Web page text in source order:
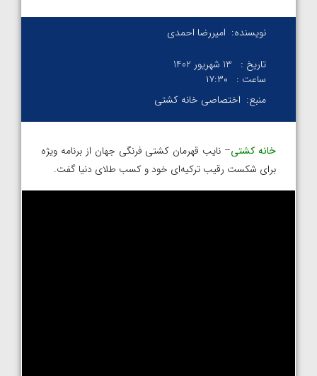
نویسنده: امیررضا احمدی
تاریخ :
13 شهریور 1402
ساعت :
۱۷:۳۰
منبع: اختصاصی خانه کشتی
خانه کشتی– نایب قهرمان کشتی فرنگی جهان از برنامه ویژه
برای شکست رقیب ترکیه‌ای خود و کسب طلای دنیا گفت.